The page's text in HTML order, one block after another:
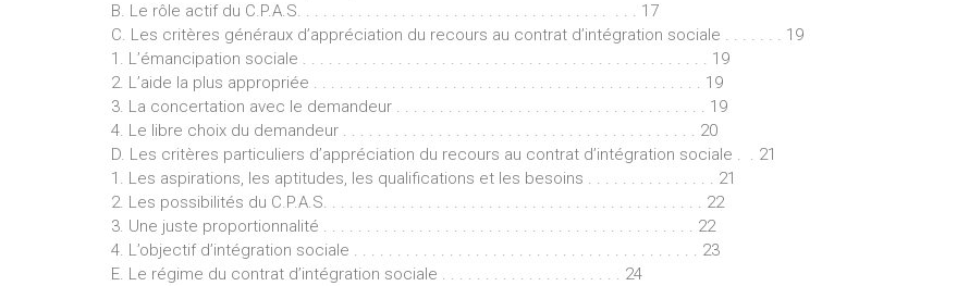
B. Le rôle actif du C.P.A.S. . . . . . . . . . . . . . . . . . . . . . . . . . . . . . . . . . . . . . . 17
C. Les critères généraux d’appréciation du recours au contrat d’intégration sociale . . . . . . . 19
1. L’émancipation sociale . . . . . . . . . . . . . . . . . . . . . . . . . . . . . . . . . . . . . . . . . . . . . . . 19
2. L’aide la plus appropriée . . . . . . . . . . . . . . . . . . . . . . . . . . . . . . . . . . . . . . . . . . . . . 19
3. La concertation avec le demandeur . . . . . . . . . . . . . . . . . . . . . . . . . . . . . . . . . . . . 19
4. Le libre choix du demandeur . . . . . . . . . . . . . . . . . . . . . . . . . . . . . . . . . . . . . . . . . 20
D. Les critères particuliers d’appréciation du recours au contrat d’intégration sociale . . 21
1. Les aspirations, les aptitudes, les qualifications et les besoins . . . . . . . . . . . . . . . 21
2. Les possibilités du C.P.A.S. . . . . . . . . . . . . . . . . . . . . . . . . . . . . . . . . . . . . . . . . . . . 22
3. Une juste proportionnalité . . . . . . . . . . . . . . . . . . . . . . . . . . . . . . . . . . . . . . . . . . . 22
4. L’objectif d’intégration sociale . . . . . . . . . . . . . . . . . . . . . . . . . . . . . . . . . . . . . . . . 23
E. Le régime du contrat d’intégration sociale . . . . . . . . . . . . . . . . . . . . . 24